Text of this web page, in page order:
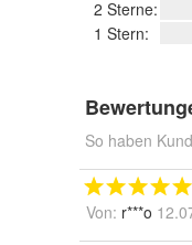
2 Sterne:
1 Stern:
So haben
Von: r***o